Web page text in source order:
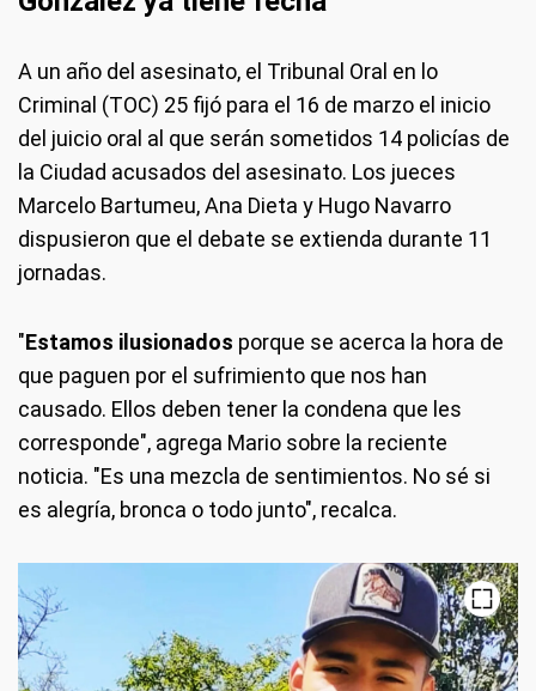
A un año del asesinato, el Tribunal Oral en lo
Criminal (TOC) 25 fijó para el 16 de marzo el inicio
del juicio oral al que serán sometidos 14 policías de
la Ciudad acusados del asesinato. Los jueces
Marcelo Bartumeu, Ana Dieta y Hugo Navarro
dispusieron que el debate se extienda durante 11
jornadas.
"Estamos ilusionados porque se acerca la hora de
que paguen por el sufrimiento que nos han
causado. Ellos deben tener la condena que les
corresponde", agrega Mario sobre la reciente
noticia. "Es una mezcla de sentimientos. No sé si
es alegría, bronca o todo junto", recalca.